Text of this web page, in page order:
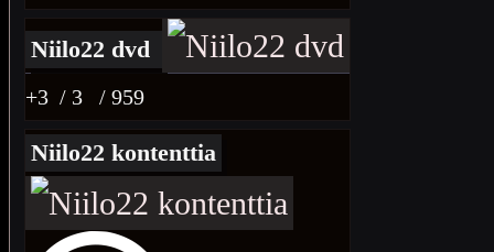
Niilo22 dvd
+3 / 3 / 959
Niilo22 kontenttia